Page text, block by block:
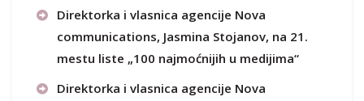
Direktorka i vlasnica agencije Nova
communications, Jasmina Stojanov, na 21.
mestu liste „100 najmoćnijih u medijima“
Direktorka i vlasnica agencije Nova